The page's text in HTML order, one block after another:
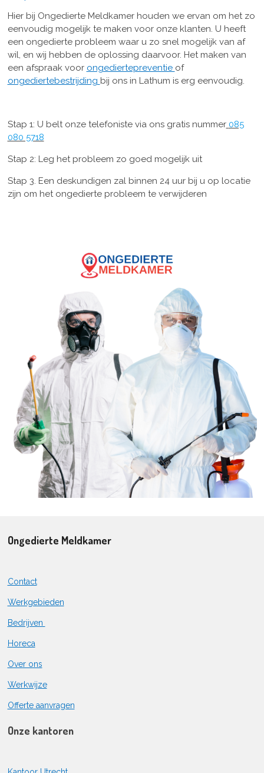
Hier bij Ongedierte Meldkamer houden we ervan om het zo
eenvoudig mogelijk te maken voor onze klanten. U heeft
een ongedierte probleem waar u zo snel mogelijk van af
wil, en wij hebben de oplossing daarvoor. Het maken van
een afspraak voor ongediertepreventie of
ongediertebestrijding bij ons in Lathum is erg eenvoudig.
Stap 1: U belt onze telefoniste via ons gratis nummer 085
080 5718
Stap 2: Leg het probleem zo goed mogelijk uit
Stap 3. Een deskundigen zal binnen 24 uur bij u op locatie
zijn om het ongedierte probleem te verwijderen
Ongedierte Meldkamer
Contact
Werkgebieden
Bedrijven
Horeca
Over ons
Werkwijze
Offerte aanvragen
Onze kantoren